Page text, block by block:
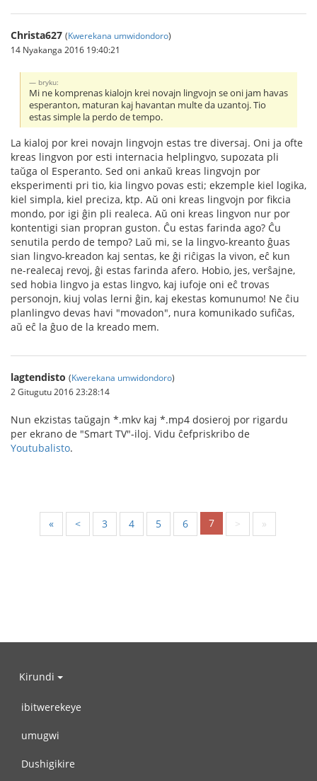
Christa627 (Kwerekana umwidondoro)
14 Nyakanga 2016 19:40:21
bryku:
Mi ne komprenas kialojn krei novajn lingvojn se oni jam havas
esperanton, maturan kaj havantan multe da uzantoj. Tio
estas simple la perdo de tempo.
La kialoj por krei novajn lingvojn estas tre diversaj. Oni ja ofte
kreas lingvon por esti internacia helplingvo, supozata pli
taŭga ol Esperanto. Sed oni ankaŭ kreas lingvojn por
eksperimenti pri tio, kia lingvo povas esti; ekzemple kiel logika,
kiel simpla, kiel preciza, ktp. Aŭ oni kreas lingvojn por fikcia
mondo, por igi ĝin pli realeca. Aŭ oni kreas lingvon nur por
kontentigi sian propran guston. Ĉu estas farinda ago? Ĉu
senutila perdo de tempo? Laŭ mi, se la lingvo-kreanto ĝuas
sian lingvo-kreadon kaj sentas, ke ĝi riĉigas la vivon, eĉ kun
ne-realecaj revoj, ĝi estas farinda afero. Hobio, jes, verŝajne,
sed hobia lingvo ja estas lingvo, kaj iufoje oni eĉ trovas
personojn, kiuj volas lerni ĝin, kaj ekestas komunumo! Ne ĉiu
planlingvo devas havi "movadon", nura komunikado sufiĉas,
aŭ eĉ la ĝuo de la kreado mem.
lagtendisto (Kwerekana umwidondoro)
2 Gitugutu 2016 23:28:14
Nun ekzistas taŭgajn *.mkv kaj *.mp4 dosieroj por rigardu
per ekrano de "Smart TV"-iloj. Vidu ĉefpriskribo de
Youtubalisto.
« < 3 4 5 6 7 > »
Kirundi
ibitwerekeye
umugwi
Dushigikire